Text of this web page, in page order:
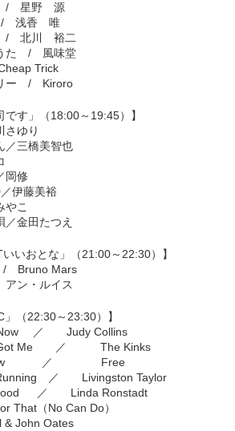
/ 星野 源
/ 浅香 唯
/ 北川 裕二
た / 風味堂
Trick
ー / Kiroro
です」（18:00～19:45）】
さゆり
／三橋美智也
岡修
伊藤美裕
やこ
金田たつえ
いいおとな」（21:00～22:30）】
Bruno Mars
ン・ルイス
」（22:30～23:30）】
／ Judy Collins
Got Me ／ The Kinks
Now ／ Free
／ Livingston Taylor
Good ／ Linda Ronstadt
That（No Can Do）
Oates